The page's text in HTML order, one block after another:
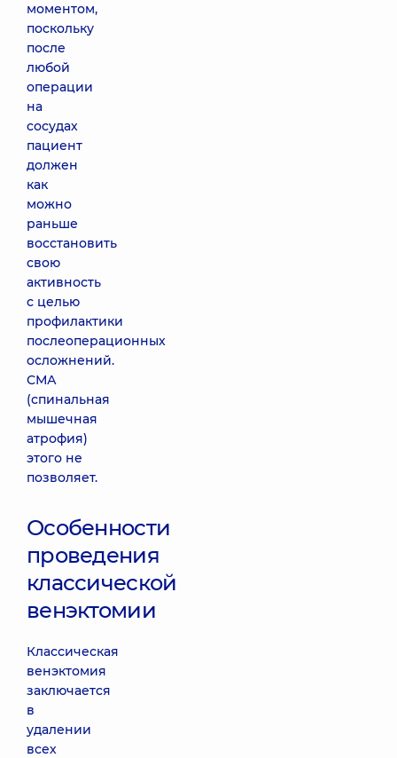
моментом,
поскольку
после
любой
операции
на
сосудах
пациент
должен
как
можно
раньше
восстановить
свою
активность
с целью
профилактики
послеоперационных
осложнений.
СМА
(спинальная
мышечная
атрофия)
этого не
позволяет.
Особенности
проведения
классической
венэктомии
Классическая
венэктомия
заключается
в
удалении
всех